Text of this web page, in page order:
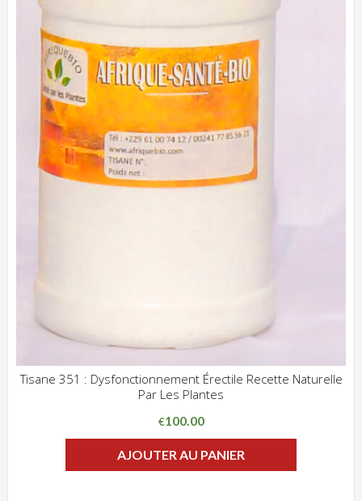
Tisane 351 : Dysfonctionnement Érectile Recette Naturelle
Par Les Plantes
€100.00
AJOUTER AU PANIER